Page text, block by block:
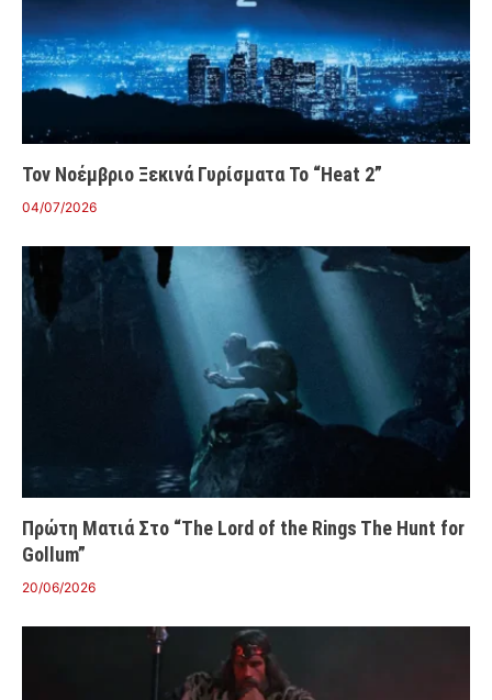
Τον Νοέμβριο Ξεκινά Γυρίσματα Το “Heat 2”
04/07/2026
Πρώτη Ματιά Στο “The Lord of the Rings The Hunt for
Gollum”
20/06/2026